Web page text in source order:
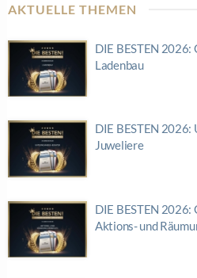
AKTUELLE THEMEN
DIE BESTEN
Ladenbau
DIE BESTEN
Juweliere
DIE BESTEN
Aktions- und